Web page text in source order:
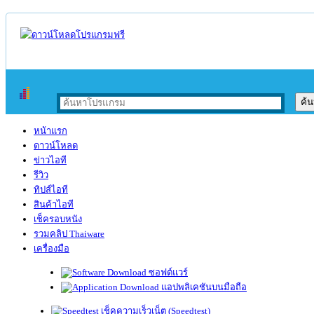
หน้าแรก
ดาวน์โหลด
ข่าวไอที
รีวิว
ทิปส์ไอที
สินค้าไอที
เช็ครอบหนัง
รวมคลิป Thaiware
เครื่องมือ
ซอฟต์แวร์
แอปพลิเคชันบนมือถือ
เช็คความเร็วเน็ต (Speedtest)